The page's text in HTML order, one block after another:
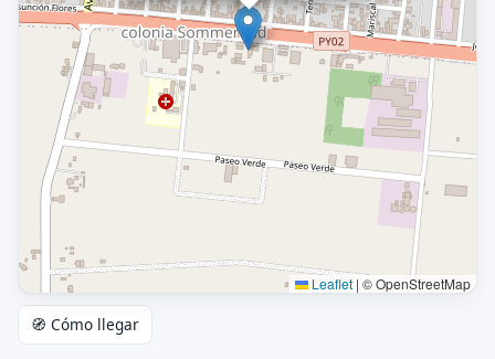
Leaflet | © OpenStreetMap
🧭 Cómo llegar